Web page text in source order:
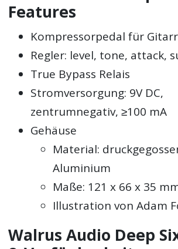
Features
Kompressorpedal für
Regler: level, tone, attack,
True Bypass Relais
Stromversorgung: 9V DC,
zentrumnegativ, ≥100 mA
Gehäuse
Material:
Aluminium
Maße: 121 x 66 x 35
Illustration von Adam
Walrus Audio Deep